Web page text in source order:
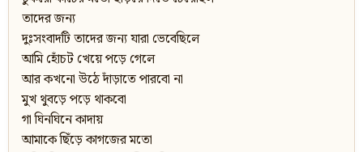
তাদের জন্য
দুঃসংবাদটি তাদের জন্য যারা ভেবেছিলে
আমি হোঁচট খেয়ে পড়ে গেলে
আর কখনো উঠে দাঁড়াতে পারবো না
মুখ থুবড়ে পড়ে থাকবো
গা ঘিনঘিনে কাদায়
আমাকে ছিঁড়ে কাগজের মতো